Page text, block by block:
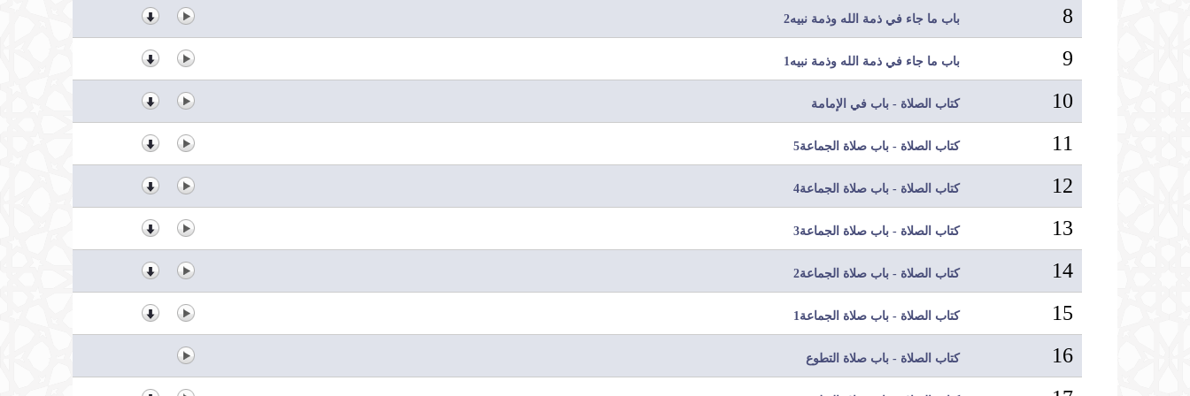
8 باب ما جاء في ذمة الله وذمة نبيه2
9 باب ما جاء في ذمة الله وذمة نبيه1
10 كتاب الصلاة - باب في الإمامة
11 كتاب الصلاة - باب صلاة الجماعة5
12 كتاب الصلاة - باب صلاة الجماعة4
13 كتاب الصلاة - باب صلاة الجماعة3
14 كتاب الصلاة - باب صلاة الجماعة2
15 كتاب الصلاة - باب صلاة الجماعة1
16 كتاب الصلاة - باب صلاة التطوع